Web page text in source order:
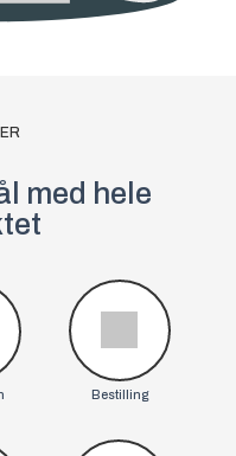
med hele
Bestilling